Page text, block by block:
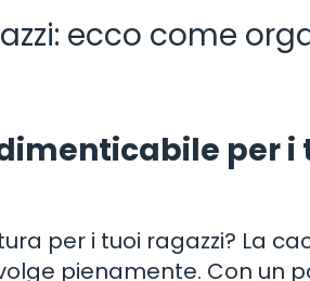
ecco come
per i
per i tuoi ragazzi? La
pienamente. Con un